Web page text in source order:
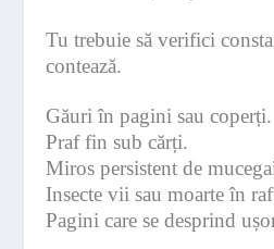
Tu trebuie să verifici
contează.
Găuri în pagini sau coperți.
Praf fin sub cărți.
Miros persistent de
Insecte vii sau moarte în
Pagini care se desprind